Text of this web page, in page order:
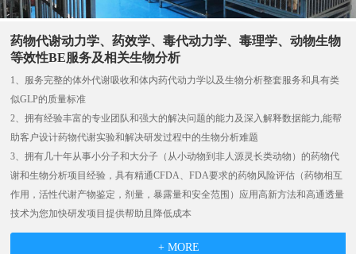
药物代谢动力学、药效学、毒代动力学、毒理学、动物生物
等效性BE服务及相关生物分析
1、服务完整的体外代谢吸收和体内药代动力学以及生物分析整套服务和具有类
似GLP的质量标准
2、拥有经验丰富的专业团队和强大的解决问题的能力及深入解释数据能力,能帮
助客户设计药物代谢实验和解决研发过程中的生物分析难题
3、拥有几十年从事小分子和大分子（从小动物到非人源灵长类动物）的药物代
谢和生物分析项目经验，具有精通CFDA、FDA要求的药物风险评估（药物相互
作用，活性代谢产物鉴定，剂量，暴露量和安全范围）应用高新方法和高通透量
技术为您加快研发项目提供帮助且降低成本
+ MORE